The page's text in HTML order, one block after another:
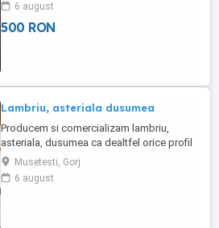
6 august
500 RON
Lambriu, asteriala dusumea
Producem si comercializam lambriu,
asteriala, dusumea ca dealtfel orice profil
din lemn care necesita uscare si rindeluire.
Musetesti, Gorj
6 august